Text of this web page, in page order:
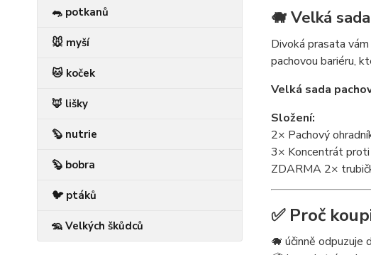
🐀 potkanů
🐭 myší
🐱 koček
🦊 lišky
🦫 nutrie
🦫 bobra
🐦 ptáků
🦡 Velkých škůdců
🐗 Velká
Divoká prasata
pachovou bariéru,
Velká sada
Složení:
2× Pachový
3× Koncentrát
ZDARMA 2×
✅ Proč
🐗 účinně odpuzuje